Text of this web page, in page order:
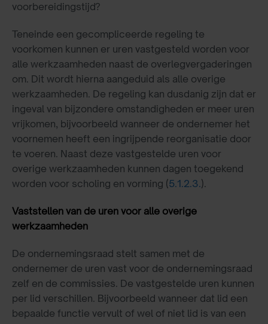
voorbereidingstijd?
Teneinde een gecompliceerde regeling te
voorkomen kunnen er uren vastgesteld worden voor
alle werkzaamheden naast de overlegvergaderingen
om. Dit wordt hierna aangeduid als alle overige
werkzaamheden. De regeling kan dusdanig zijn dat er
ingeval van bijzondere omstandigheden er meer uren
vrijkomen, bijvoorbeeld wanneer de ondernemer het
voornemen heeft een ingrijpende reorganisatie door
te voeren. Naast deze vastgestelde uren voor
overige werkzaamheden kunnen dagen toegekend
worden voor scholing en vorming (5.1.2.3.).
Vaststellen van de uren voor alle overige
werkzaamheden
De ondernemingsraad stelt samen met de
ondernemer de uren vast voor de ondernemingsraad
zelf en de commissies. De vastgestelde uren kunnen
per lid verschillen. Bijvoorbeeld wanneer dat lid een
bepaalde functie vervult of wel of niet lid is van een